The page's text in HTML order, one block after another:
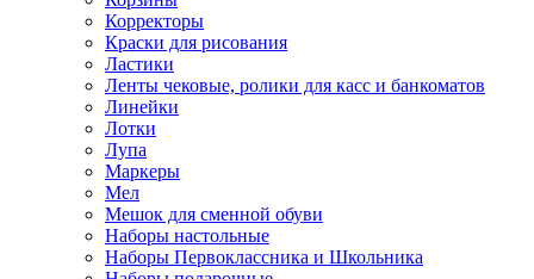
Корректоры
Краски для рисования
Ластики
Ленты чековые, ролики для касс и банкоматов
Линейки
Лотки
Лупа
Маркеры
Мел
Мешок для сменной обуви
Наборы настольные
Наборы Первоклассника и Школьника